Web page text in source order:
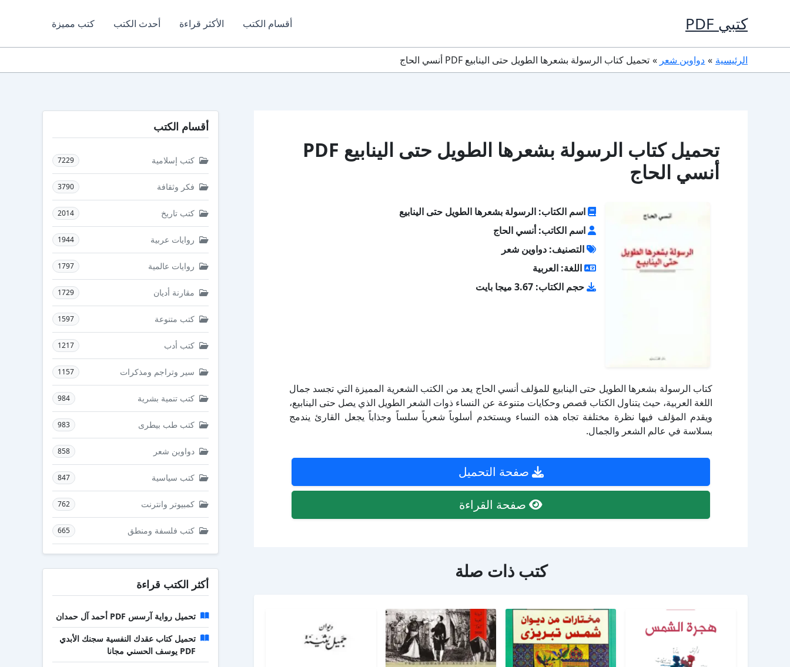
كتبي PDF أقسام الكتب الأكثر قراءة أحدث الكتب كتب مميزة
الرئيسية دواوين شعر تحميل كتاب الرسولة بشعرها الطويل حتى الينابيع PDF أنسي الحاج
تحميل كتاب الرسولة بشعرها الطويل حتى الينابيع PDF
أنسي الحاج
اسم الكتاب: الرسولة بشعرها الطويل حتى الينابيع
اسم الكاتب: أنسي الحاج
التصنيف: دواوين شعر
اللغة: العربية
حجم الكتاب: 3.67 ميجا بايت
كتاب الرسولة بشعرها الطويل حتى الينابيع للمؤلف أنسي الحاج يعد من الكتب الشعرية المميزة التي تجسد جمال
اللغة العربية، حيث يتناول الكتاب قصص وحكايات متنوعة عن النساء ذوات الشعر الطويل الذي يصل حتى الينابيع،
ويقدم المؤلف فيها نظرة مختلفة تجاه هذه النساء ويستخدم أسلوباً شعرياً سلساً وجذاباً يجعل القارئ يندمج
بسلاسة في عالم الشعر والجمال.
صفحة التحميل
صفحة القراءة
كتب ذات صلة
أقسام الكتب
كتب إسلامية 7229
فكر وثقافة 3790
كتب تاريخ 2014
روايات عربية 1944
روايات عالمية 1797
مقارنة أديان 1729
كتب متنوعة 1597
كتب أدب 1217
سير وتراجم ومذكرات 1157
كتب تنمية بشرية 984
كتب طب بيطرى 983
دواوين شعر 858
كتب سياسية 847
كمبيوتر وانترنت 762
كتب فلسفة ومنطق 665
أكثر الكتب قراءة
تحميل رواية آرسس PDF أحمد آل حمدان
تحميل كتاب عقدك النفسية سجنك الأبدي
PDF يوسف الحسني مجانا